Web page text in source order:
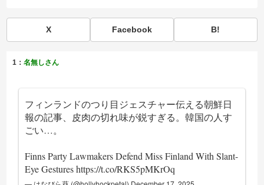
X Facebook B!
1：名無しさん
フィンランドのつり目ジェスチャー伝える朝鮮日
報の記事、皮肉の切れ味が鋭すぎる。韓国の人す
ごい…。
Finns Party Lawmakers Defend Miss Finland With Slant-
Eye Gestureshttps://t.co/RKS5pMKrOq